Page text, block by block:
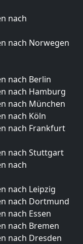
nach
nach Norwegen
nach Berlin
nach Hamburg
nach München
nach Köln
nach Frankfurt
nach Stuttgart
nach
nach Leipzig
nach Dortmund
nach Essen
nach Bremen
nach Dresden